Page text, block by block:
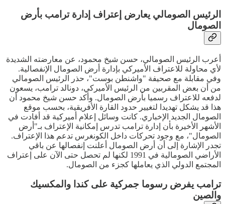
الرئيس الصومالي يعارض إعتراف إدارة ترامب بأرض
الصومال
أعرب الرئيس الصومالي، حسن شيخ محمود، عن معارضته الشديدة
لأي محاولة للاعتراف الأميركي بإدارة أرض الصومال الإنفصالية.
وفي مقابلة مع صحيفة "واشنطن بوست"، حذر الرئيس الصومالي
من أن بعض المقربين من الرئيس الأميركي، دونالد ترامب، يسعون
لدفعه للاعتراف رسميا بأرض الصومال. وأكد حسن شيخ محمود أن
هذا قد يشكل تهديدا لتغيير حدود القارة الأفريقية، بحسب موقع
الصومال الجديد الإخباري. كانت وسائل إعلام أميركية قد أفادت في
الأشهر الأخيرة بأن إدارة ترامب تدرس إمكانية الإعتراف بـ"أرض
الصومال"، مع وجود تحركات داخل الكونغرس تدعم هذا الإعتراف.
تجدر الإشارة إلى أن أرض الصومال أعلنت إنفصالها عن باقي
الأراضي الصومالية في 1991 لكنها لم تحصل حتى الآن على إعتراف
المجتمع الدولي الذي يعاملها كجزء من الصومال.
ترامب يفرض رسوما جمركية على كندا والمكسيك
والصين